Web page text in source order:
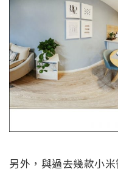
另外，與過去幾款小